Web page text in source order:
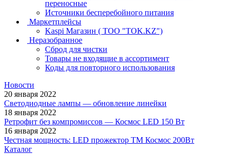
переносные
Источники бесперебойного питания
Маркетплейсы
Kaspi Магазин ( ТОО "TOK.KZ")
Неразобранное
Сброд для чистки
Товары не входящие в ассортимент
Коды для повторного использования
Новости
20 января 2022
Светодиодные лампы — обновление линейки
18 января 2022
Ретрофит без компромиссов — Космос LED 150 Вт
16 января 2022
Честная мощность: LED прожектор ТМ Космос 200Вт
Каталог